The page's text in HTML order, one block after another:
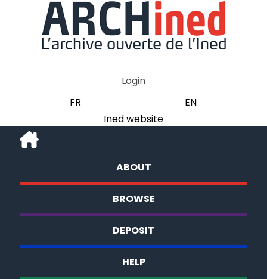
Login
FR
EN
Ined website
ABOUT
BROWSE
DEPOSIT
HELP